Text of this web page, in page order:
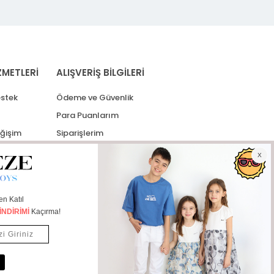
ALIŞVERİŞ BİLGİLERİ
Ödeme ve Güvenlik
Para Puanlarım
Siparişlerim